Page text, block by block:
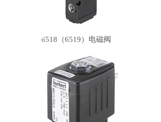
6518（6519）电磁阀